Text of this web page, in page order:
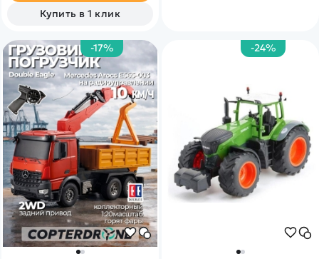
Купить в 1 клик
-17% -24%